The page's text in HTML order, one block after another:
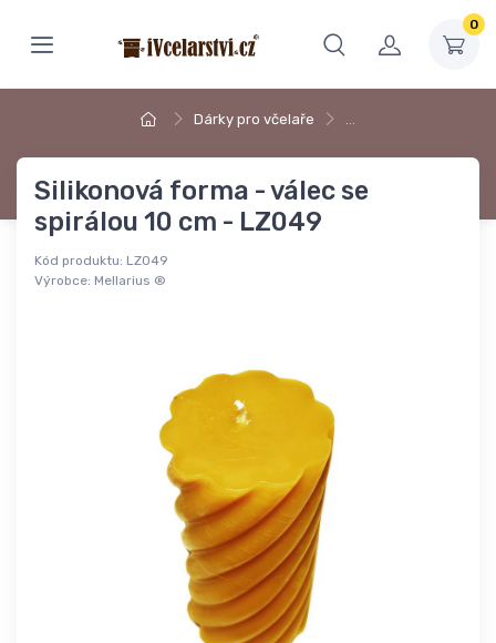
0
Dárky pro včelaře …
Silikonová forma - válec se
spirálou 10 cm - LZ049
Kód produktu: LZ049
Výrobce: Mellarius ®